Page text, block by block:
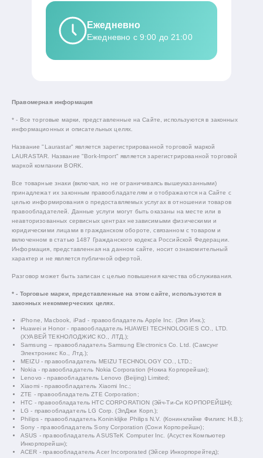
Ежедневно
Ежедневно с 9:00 до 21:00
Правомерная информация
* - Все торговые марки, представленные на Сайте, используются в законных
информационных и описательных целях.
Название "Laurastar" является зарегистрированной торговой маркой
LAURASTAR. Название "Bork-Import" является зарегистрированной торговой
маркой компании BORK.
Все товарные знаки (включая, но не ограничиваясь вышеуказанными)
принадлежат их законным правообладателям и отображаются на Сайте с
целью информирования о предоставляемых услугах в отношении товаров
правообладателей. Данные услуги могут быть оказаны на месте или в
неавторизованных сервисных центрах независимыми физическими и
юридическими лицами в гражданском обороте, связанном с товаром и
включенном в статью 1487 Гражданского кодекса Российской Федерации.
Информация, представленная на данном сайте, носит ознакомительный
характер и не является публичной офертой.
Разговор может быть записан с целью повышения качества обслуживания.
* - Торговые марки, представленные на этом сайте, используются в
законных некоммерческих целях.
iPhone, Macbook, iPad - правообладатель Apple Inc. (Эпл Инк.);
Huawei и Honor - правообладатель HUAWEI TECHNOLOGIES CO., LTD.
(ХУАВЕЙ ТЕКНОЛОДЖИС КО., ЛТД.);
Samsung – правообладатель Samsung Electronics Co. Ltd. (Самсунг
Электроникс Ко., Лтд.);
MEIZU - правообладатель MEIZU TECHNOLOGY CO., LTD.;
Nokia - правообладатель Nokia Corporation (Нокиа Корпорейшн);
Lenovo - правообладатель Lenovo (Beijing) Limited;
Xiaomi - правообладатель Xiaomi Inc.;
ZTE - правообладатель ZTE Corporation;
HTC - правообладатель HTC CORPORATION (Эйч-Ти-Си КОРПОРЕЙШН);
LG - правообладатель LG Corp. (ЭлДжи Корп.);
Philips - правообладатель Koninklijke Philips N.V. (Конинклийке Филипс Н.В.);
Sony - правообладатель Sony Corporation (Сони Корпорейшн);
ASUS - правообладатель ASUSTeK Computer Inc. (Асустек Компьютер
Инкорпорейшн);
ACER - правообладатель Acer Incorporated (Эйсер Инкорпорейтед);